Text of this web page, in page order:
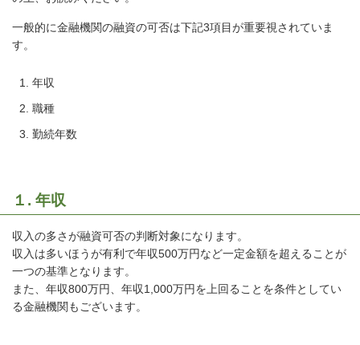
一般的に金融機関の融資の可否は下記3項目が重要視されていま
す。
年収
職種
勤続年数
１. 年収
収入の多さが融資可否の判断対象になります。
収入は多いほうが有利で年収500万円など一定金額を超えることが
一つの基準となります。
また、年収800万円、年収1,000万円を上回ることを条件としてい
る金融機関もございます。